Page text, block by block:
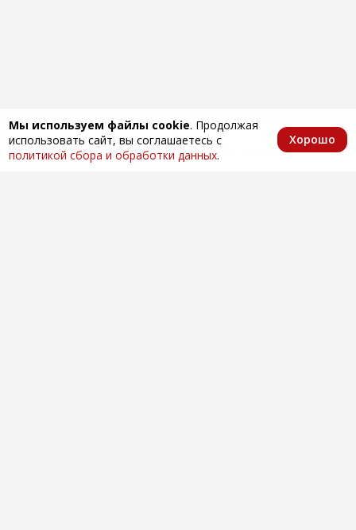
Мы используем файлы cookie. Продолжая
использовать сайт, вы соглашаетесь с
политикой сбора и обработки данных.
Хорошо
Главная КаталогИзбранноеКорзина Аккаунт